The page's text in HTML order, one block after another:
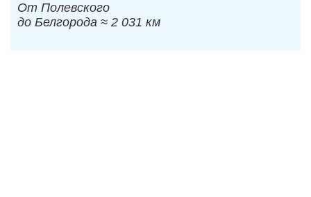
От Полевского
до Белгорода ≈ 2 031 км